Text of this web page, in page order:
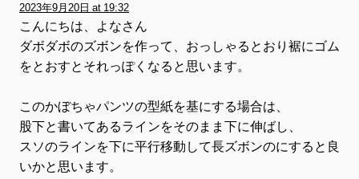
2023年9月20日 at 19:32
こんにちは、よなさん
ダボダボのズボンを作って、おっしゃるとおり裾にゴム
をとおすとそれっぽくなると思います。
このかぼちゃパンツの型紙を基にする場合は、
股下と書いてあるラインをそのまま下に伸ばし、
スソのラインを下に平行移動して長ズボンのにすると良
いかと思います。